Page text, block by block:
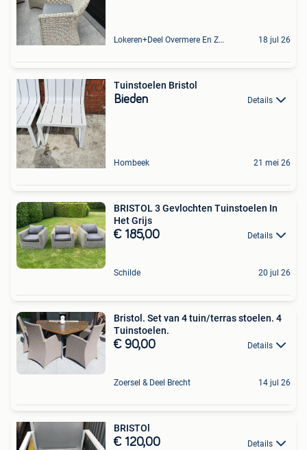
Lokeren+Deel Overmere En Zele 18 jul 26
Tuinstoelen Bristol
Bieden Details
Hombeek 21 mei 26
BRISTOL 3 Gevlochten Tuinstoelen In
Het Grijs
€ 185,00 Details
Schilde 20 jul 26
Bristol. Set van 4 tuin/terras stoelen. 4
Tuinstoelen.
€ 90,00 Details
Zoersel & Deel Brecht 14 jul 26
BRISTOl
€ 120,00 Details